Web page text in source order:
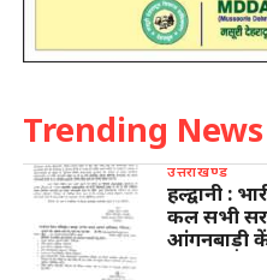
Trending News
उत्तराखण्ड
हल्द्वानी :
कल सभी
आंगनबाड़ी